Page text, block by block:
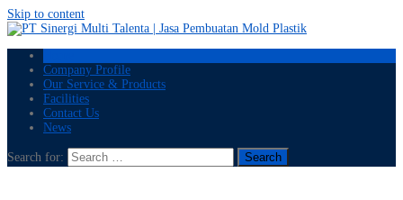
Skip to content
Company Profile
Our Service & Products
Facilities
Contact Us
News
Search for: